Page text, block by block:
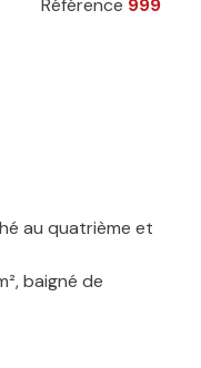
Référence 999
au quatrième et
baigné de